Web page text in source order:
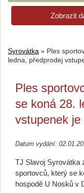
Zobrazit
Syrovátka » Ples
ledna, předprodej
Ples
se koná 28.
vstupenek je
Datum vydání:
TJ Slavoj Syrovátka
sportovců, který se
hospodě U Nosků v